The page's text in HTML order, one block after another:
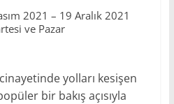
2021 – 19 Aralık 2021
ve Pazar
yolları kesişen
bir bakış açısıyla